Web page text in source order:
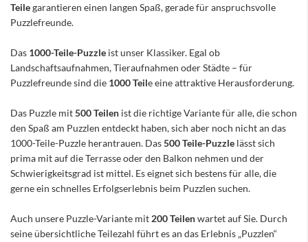
Teilegarantieren einen langen Spaß, gerade für anspruchsvolle
Puzzlefreunde.
Das 1000-Teile-Puzzle ist unser Klassiker. Egal ob
Landschaftsaufnahmen, Tieraufnahmen oder Städte – für
Puzzlefreunde sind die 1000 Teile eine attraktive Herausforderung.
Das Puzzle mit500 Teilen ist die richtige Variante für alle, die schon
den Spaß am Puzzlen entdeckt haben, sich aber noch nicht an das
1000-Teile-Puzzle herantrauen. Das500 Teile-Puzzle lässt sich
prima mit auf die Terrasse oder den Balkon nehmen und der
Schwierigkeitsgrad ist mittel. Es eignet sich bestens für alle, die
gerne ein schnelles Erfolgserlebnis beim Puzzlen suchen.
Auch unsere Puzzle-Variante mit 200 Teilenwartet auf Sie. Durch
seine übersichtliche Teilezahl führt es an das Erlebnis „Puzzlen“